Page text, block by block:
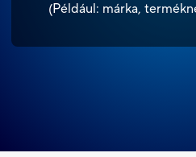
(Például: márka,